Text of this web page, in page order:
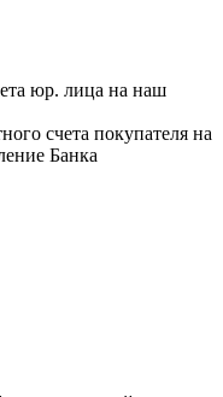
юр. лица на наш
счета покупателя на
Банка